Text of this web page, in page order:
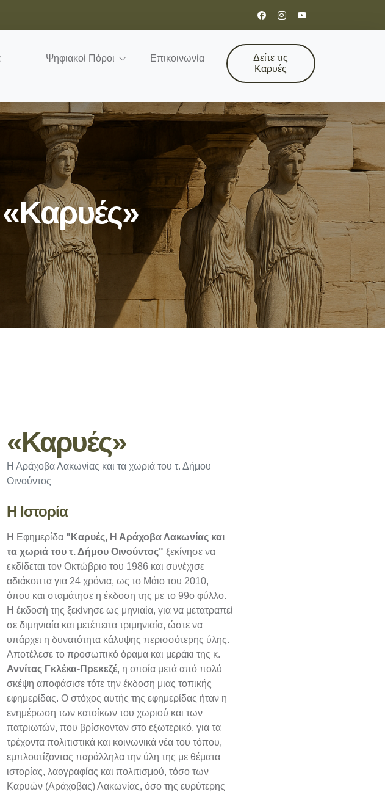
Ψηφιακοί Πόροι Επικοινωνία
Δείτε τις
Καρυές
«Καρυές»
Η Αράχοβα Λακωνίας και τα χωριά του τ. Δήμου
Οινούντος
Η Ιστορία
Η Εφημερίδα "Καρυές, Η Αράχοβα Λακωνίας και
τα χωριά του τ. Δήμου Οινούντος" ξεκίνησε να
εκδίδεται τον Οκτώβριο του 1986 και συνέχισε
αδιάκοπτα για 24 χρόνια, ως το Μάιο του 2010,
όπου και σταμάτησε η έκδοση της με το 99ο φύλλο.
Η έκδοσή της ξεκίνησε ως μηνιαία, για να μετατραπεί
σε διμηνιαία και μετέπειτα τριμηνιαία, ώστε να
υπάρχει η δυνατότητα κάλυψης περισσότερης ύλης.
Αποτέλεσε το προσωπικό όραμα και μεράκι της κ.
Αννίτας Γκλέκα-Πρεκεζέ, η οποία μετά από πολύ
σκέψη αποφάσισε τότε την έκδοση μιας τοπικής
εφημερίδας. Ο στόχος αυτής της εφημερίδας ήταν η
ενημέρωση των κατοίκων του χωριού και των
πατριωτών, που βρίσκονταν στο εξωτερικό, για τα
τρέχοντα πολιτιστικά και κοινωνικά νέα του τόπου,
εμπλουτίζοντας παράλληλα την ύλη της με θέματα
ιστορίας, λαογραφίας και πολιτισμού, τόσο των
Καρυών (Αράχοβας) Λακωνίας, όσο της ευρύτερης